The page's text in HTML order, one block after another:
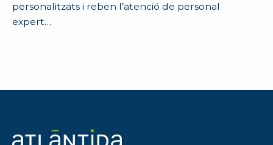
personalitzats i reben l’atenció de personal
expert…